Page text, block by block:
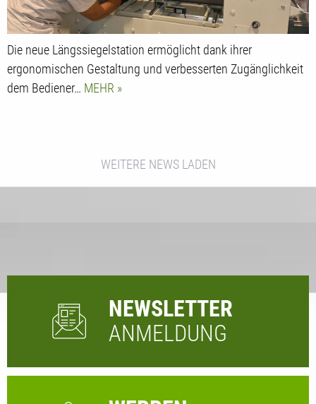
Die neue Längssiegelstation ermöglicht dank ihrer
ergonomischen Gestaltung und verbesserten Zugänglichkeit
dem Bediener… MEHR
WEITERE NEWS LADEN
NEWSLETTER
ANMELDUNG